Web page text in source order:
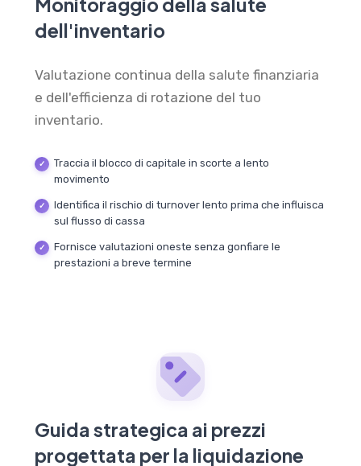
Monitoraggio della salute
dell'inventario
Valutazione continua della salute finanziaria
e dell'efficienza di rotazione del tuo
inventario.
Traccia il blocco di capitale in scorte a lento
movimento
Identifica il rischio di turnover lento prima che influisca
sul flusso di cassa
Fornisce valutazioni oneste senza gonfiare le
prestazioni a breve termine
Guida strategica ai prezzi
progettata per la liquidazione